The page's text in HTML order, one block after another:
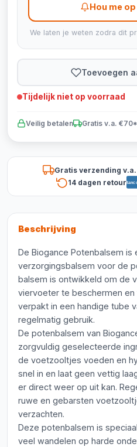
Hou me
We laten je weten zodra dit
Toevoegen
Tijdelijk niet op voorraad
Veilig betalen Gratis v.a. €70*
Gratis verzending
14 dagen retour
Beschrijving
De Biogance Potenbalsem is
verzorgingsbalsem voor de
balsem is ontwikkeld om de
viervoeter te beschermen
verpakt in een handige tube
regelmatig gebruik.
De potenbalsem van
zorgvuldig geselecteerde
de voetzooltjes voeden en
snel in en laat geen vettig
er direct weer op uit kan.
ruwe en gebarsten
verzachten.
Deze potenbalsem is
veel wandelen op harde